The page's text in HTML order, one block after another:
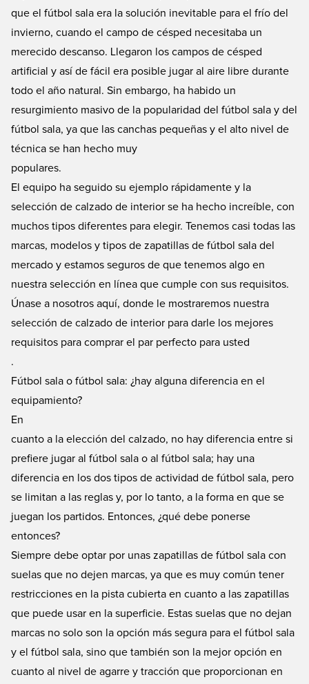
nombres y banderas. ¡Entrega rápida en todo el mundo!
que el fútbol sala era la solución inevitable para el frío del
invierno, cuando el campo de césped necesitaba un
merecido descanso. Llegaron los campos de césped
artificial y así de fácil era posible jugar al aire libre durante
todo el año natural. Sin embargo, ha habido un
resurgimiento masivo de la popularidad del fútbol sala y del
fútbol sala, ya que las canchas pequeñas y el alto nivel de
técnica se han hecho muy
populares.
El equipo ha seguido su ejemplo rápidamente y la
selección de calzado de interior se ha hecho increíble, con
muchos tipos diferentes para elegir. Tenemos casi todas las
marcas, modelos y tipos de zapatillas de fútbol sala del
mercado y estamos seguros de que tenemos algo en
nuestra selección en línea que cumple con sus requisitos.
Únase a nosotros aquí, donde le mostraremos nuestra
selección de calzado de interior para darle los mejores
requisitos para comprar el par perfecto para usted
.
Fútbol sala o fútbol sala: ¿hay alguna diferencia en el
equipamiento?
En
cuanto a la elección del calzado, no hay diferencia entre si
prefiere jugar al fútbol sala o al fútbol sala; hay una
diferencia en los dos tipos de actividad de fútbol sala, pero
se limitan a las reglas y, por lo tanto, a la forma en que se
juegan los partidos. Entonces, ¿qué debe ponerse
entonces?
Siempre debe optar por unas zapatillas de fútbol sala con
suelas que no dejen marcas, ya que es muy común tener
restricciones en la pista cubierta en cuanto a las zapatillas
que puede usar en la superficie. Estas suelas que no dejan
marcas no solo son la opción más segura para el fútbol sala
y el fútbol sala, sino que también son la mejor opción en
cuanto al nivel de agarre y tracción que proporcionan en